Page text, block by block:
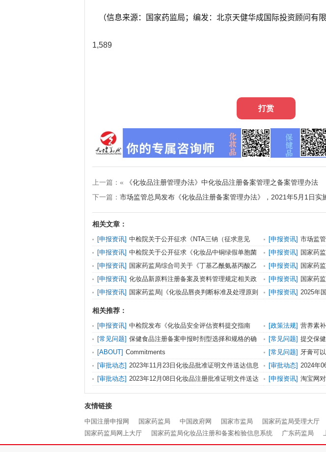
（信息来源：国家药监局；编发：北京天健华成国际投资顾问有
1,589
打赏
上一篇：«
《化妆品注册管理办法》中化妆品注册备案管理之备案管理办法
下一篇： 市场监管总局发布《化妆品注册备案管理办法》，2021年5月1日实
相关文章：
[申报资讯] 中检院关于公开征求《NTA三钠（征求意见
稿）》等9项化妆品标准意见的通知
[申报资讯] 市场监
强制性国家标准《化
[申报资讯] 中检院关于公开征求《化妆品中铜绿假单胞菌
的检验方法（征求意见稿）》等2项化妆品标准意见的通知
[申报资讯] 国家药
规范（2015年版）〉
意见稿）》意见
[申报资讯] 国家药监局综合司关于《丁基乙酰氨基丙酸乙
酯》化妆品标准立项的通知
[申报资讯] 国家药
办法（征求意见稿）
[申报资讯] 化妆品新原料注册备案及资料管理规定相关政
策解读
[申报资讯] 国家药
节放假安排的公告（
[申报资讯] 国家药监局|《化妆品唇炎判断标准及处理原则
（征求意见稿）》等2项强制性国家标准征求意见
[申报资讯] 2025年
相关推荐：
[申报资讯] 中检院发布《化妆品安全评估资料提交指南
（征求意见稿）》等2项技术文件
[政策法规] 营养素
[常见问题] 保健食品注册备案申报时剂型选择和规格的确
定，需注意什么？
[常见问题] 提交保
[ABOUT] Commitments [常见问题] 牙膏可
[审批动态] 2023年11月23日化妆品批准证明文件送达信息
发布
[审批动态] 2024年
[审批动态] 2023年12月08日化妆品注册批准证明文件送达
信息发布
[申报资讯] 淘宝网对
友情链接
中国注册申报网 国家药监局 中国政府网 国家市监局 国家药监局受理大厅
国家药监局网上大厅
国家药监局化妆品注册和备案检验信息系统 广东药监局